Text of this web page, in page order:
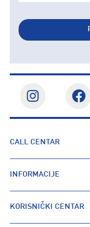
CALL CENTAR
INFORMACIJE
KORISNIČKI CENTAR